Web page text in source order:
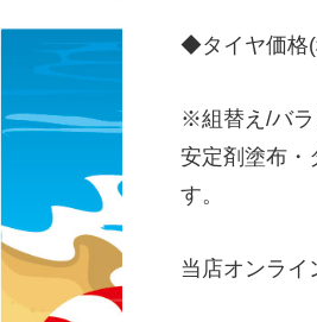
◆タイヤ価格(
※組替え/バラ
安定剤塗布・
す。
当店オンライ